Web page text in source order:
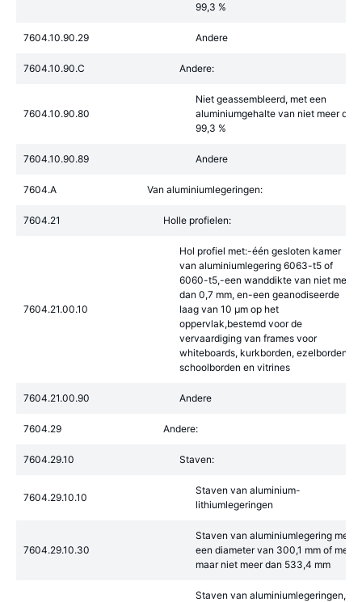
99,3 %
7604.10.90.29 Andere
7604.10.90.C Andere:
7604.10.90.80
Niet geassembleerd, met een
aluminiumgehalte van niet meer dan
99,3 %
7604.10.90.89 Andere
7604.A Van aluminiumlegeringen:
7604.21 Holle profielen:
7604.21.00.10
Hol profiel met:-één gesloten kamer
van aluminiumlegering 6063-t5 of
6060-t5,-een wanddikte van niet meer
dan 0,7 mm, en-een geanodiseerde
laag van 10 µm op het
oppervlak,bestemd voor de
vervaardiging van frames voor
whiteboards, kurkborden, ezelborden,
schoolborden en vitrines
7604.21.00.90 Andere
7604.29 Andere:
7604.29.10 Staven:
7604.29.10.10
Staven van aluminium-
lithiumlegeringen
7604.29.10.30
Staven van aluminiumlegering met
een diameter van 300,1 mm of meer,
maar niet meer dan 533,4 mm
Staven van aluminiumlegeringen,